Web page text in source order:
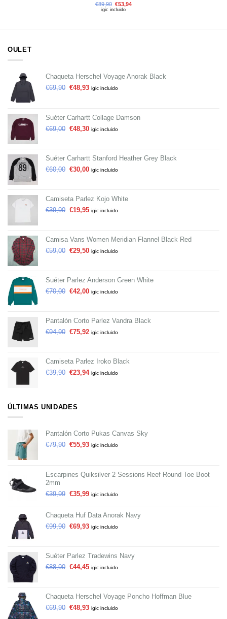
€89,90 €53,94
igic incluido
OULET
Chaqueta Herschel Voyage Anorak Black
€69,90 €48,93 igic incluido
Suéter Carhartt Collage Damson
€69,00 €48,30 igic incluido
Suéter Carhartt Stanford Heather Grey Black
€60,00 €30,00 igic incluido
Camiseta Parlez Kojo White
€39,90 €19,95 igic incluido
Camisa Vans Women Meridian Flannel Black Red
€59,00 €29,50 igic incluido
Suéter Parlez Anderson Green White
€70,00 €42,00 igic incluido
Pantalón Corto Parlez Vandra Black
€94,90 €75,92 igic incluido
Camiseta Parlez Iroko Black
€39,90 €23,94 igic incluido
ÚLTIMAS UNIDADES
Pantalón Corto Pukas Canvas Sky
€79,90 €55,93 igic incluido
Escarpines Quiksilver 2 Sessions Reef Round Toe Boot
2mm
€39,99 €35,99 igic incluido
Chaqueta Huf Data Anorak Navy
€99,90 €69,93 igic incluido
Suéter Parlez Tradewins Navy
€88,90 €44,45 igic incluido
Chaqueta Herschel Voyage Poncho Hoffman Blue
€69,90 €48,93 igic incluido